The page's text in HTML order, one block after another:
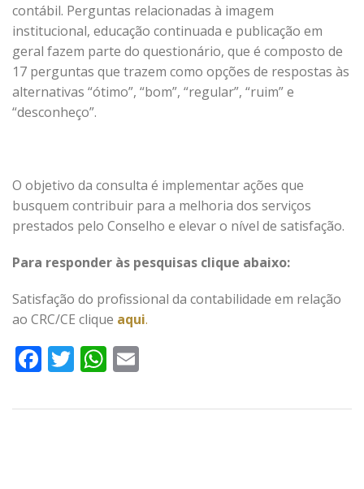
contábil. Perguntas relacionadas à imagem
institucional, educação continuada e publicação em
geral fazem parte do questionário, que é composto de
17 perguntas que trazem como opções de respostas às
alternativas “ótimo”, “bom”, “regular”, “ruim” e
“desconheço”.
O objetivo da consulta é implementar ações que
busquem contribuir para a melhoria dos serviços
prestados pelo Conselho e elevar o nível de satisfação.
Para responder às pesquisas clique abaixo:
Satisfação do profissional da contabilidade em relação
ao CRC/CE clique aqui.
Facebook
TwitterWhatsApp